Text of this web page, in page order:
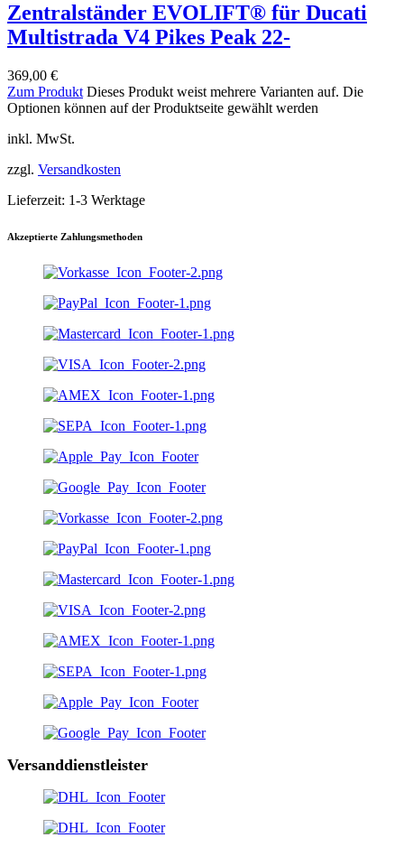
Zentralständer EVOLIFT® für Ducati
Multistrada V4 Pikes Peak 22-
369,00 €
Zum Produkt Dieses Produkt weist mehrere Varianten auf. Die
Optionen können auf der Produktseite gewählt werden
inkl. MwSt.
zzgl. Versandkosten
Lieferzeit: 1-3 Werktage
Akzeptierte Zahlungsmethoden
Versanddienstleister